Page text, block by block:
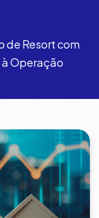
de Resort com
Operação